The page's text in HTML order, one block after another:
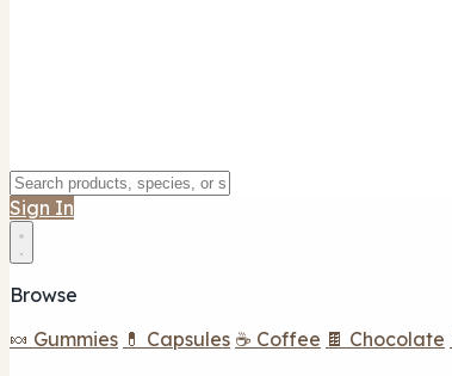
Sign In
Browse
🍬 Gummies 💊 Capsules ☕ Coffee 🍫 Chocolate